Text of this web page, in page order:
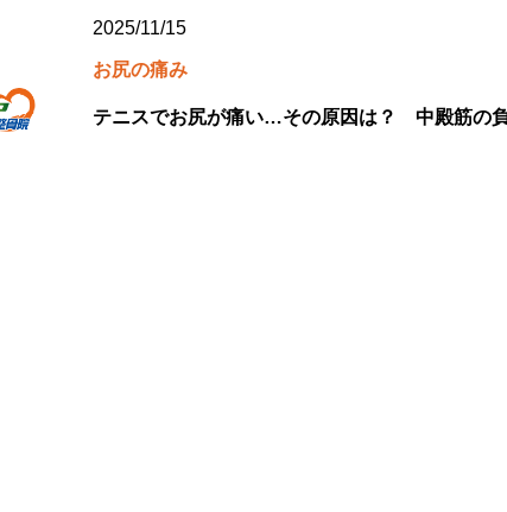
2025/11/15
お尻の痛み
テニスでお尻が痛い…その原因は？ 中殿筋の負